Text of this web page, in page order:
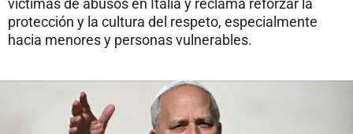
víctimas de abusos en Italia y reclama reforzar la
protección y la cultura del respeto, especialmente
hacia menores y personas vulnerables.